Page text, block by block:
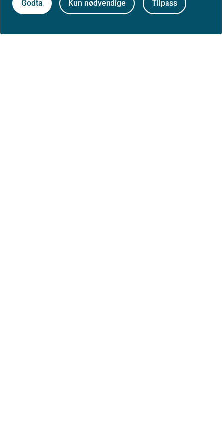
Godta Kun nødvendige Tilpass